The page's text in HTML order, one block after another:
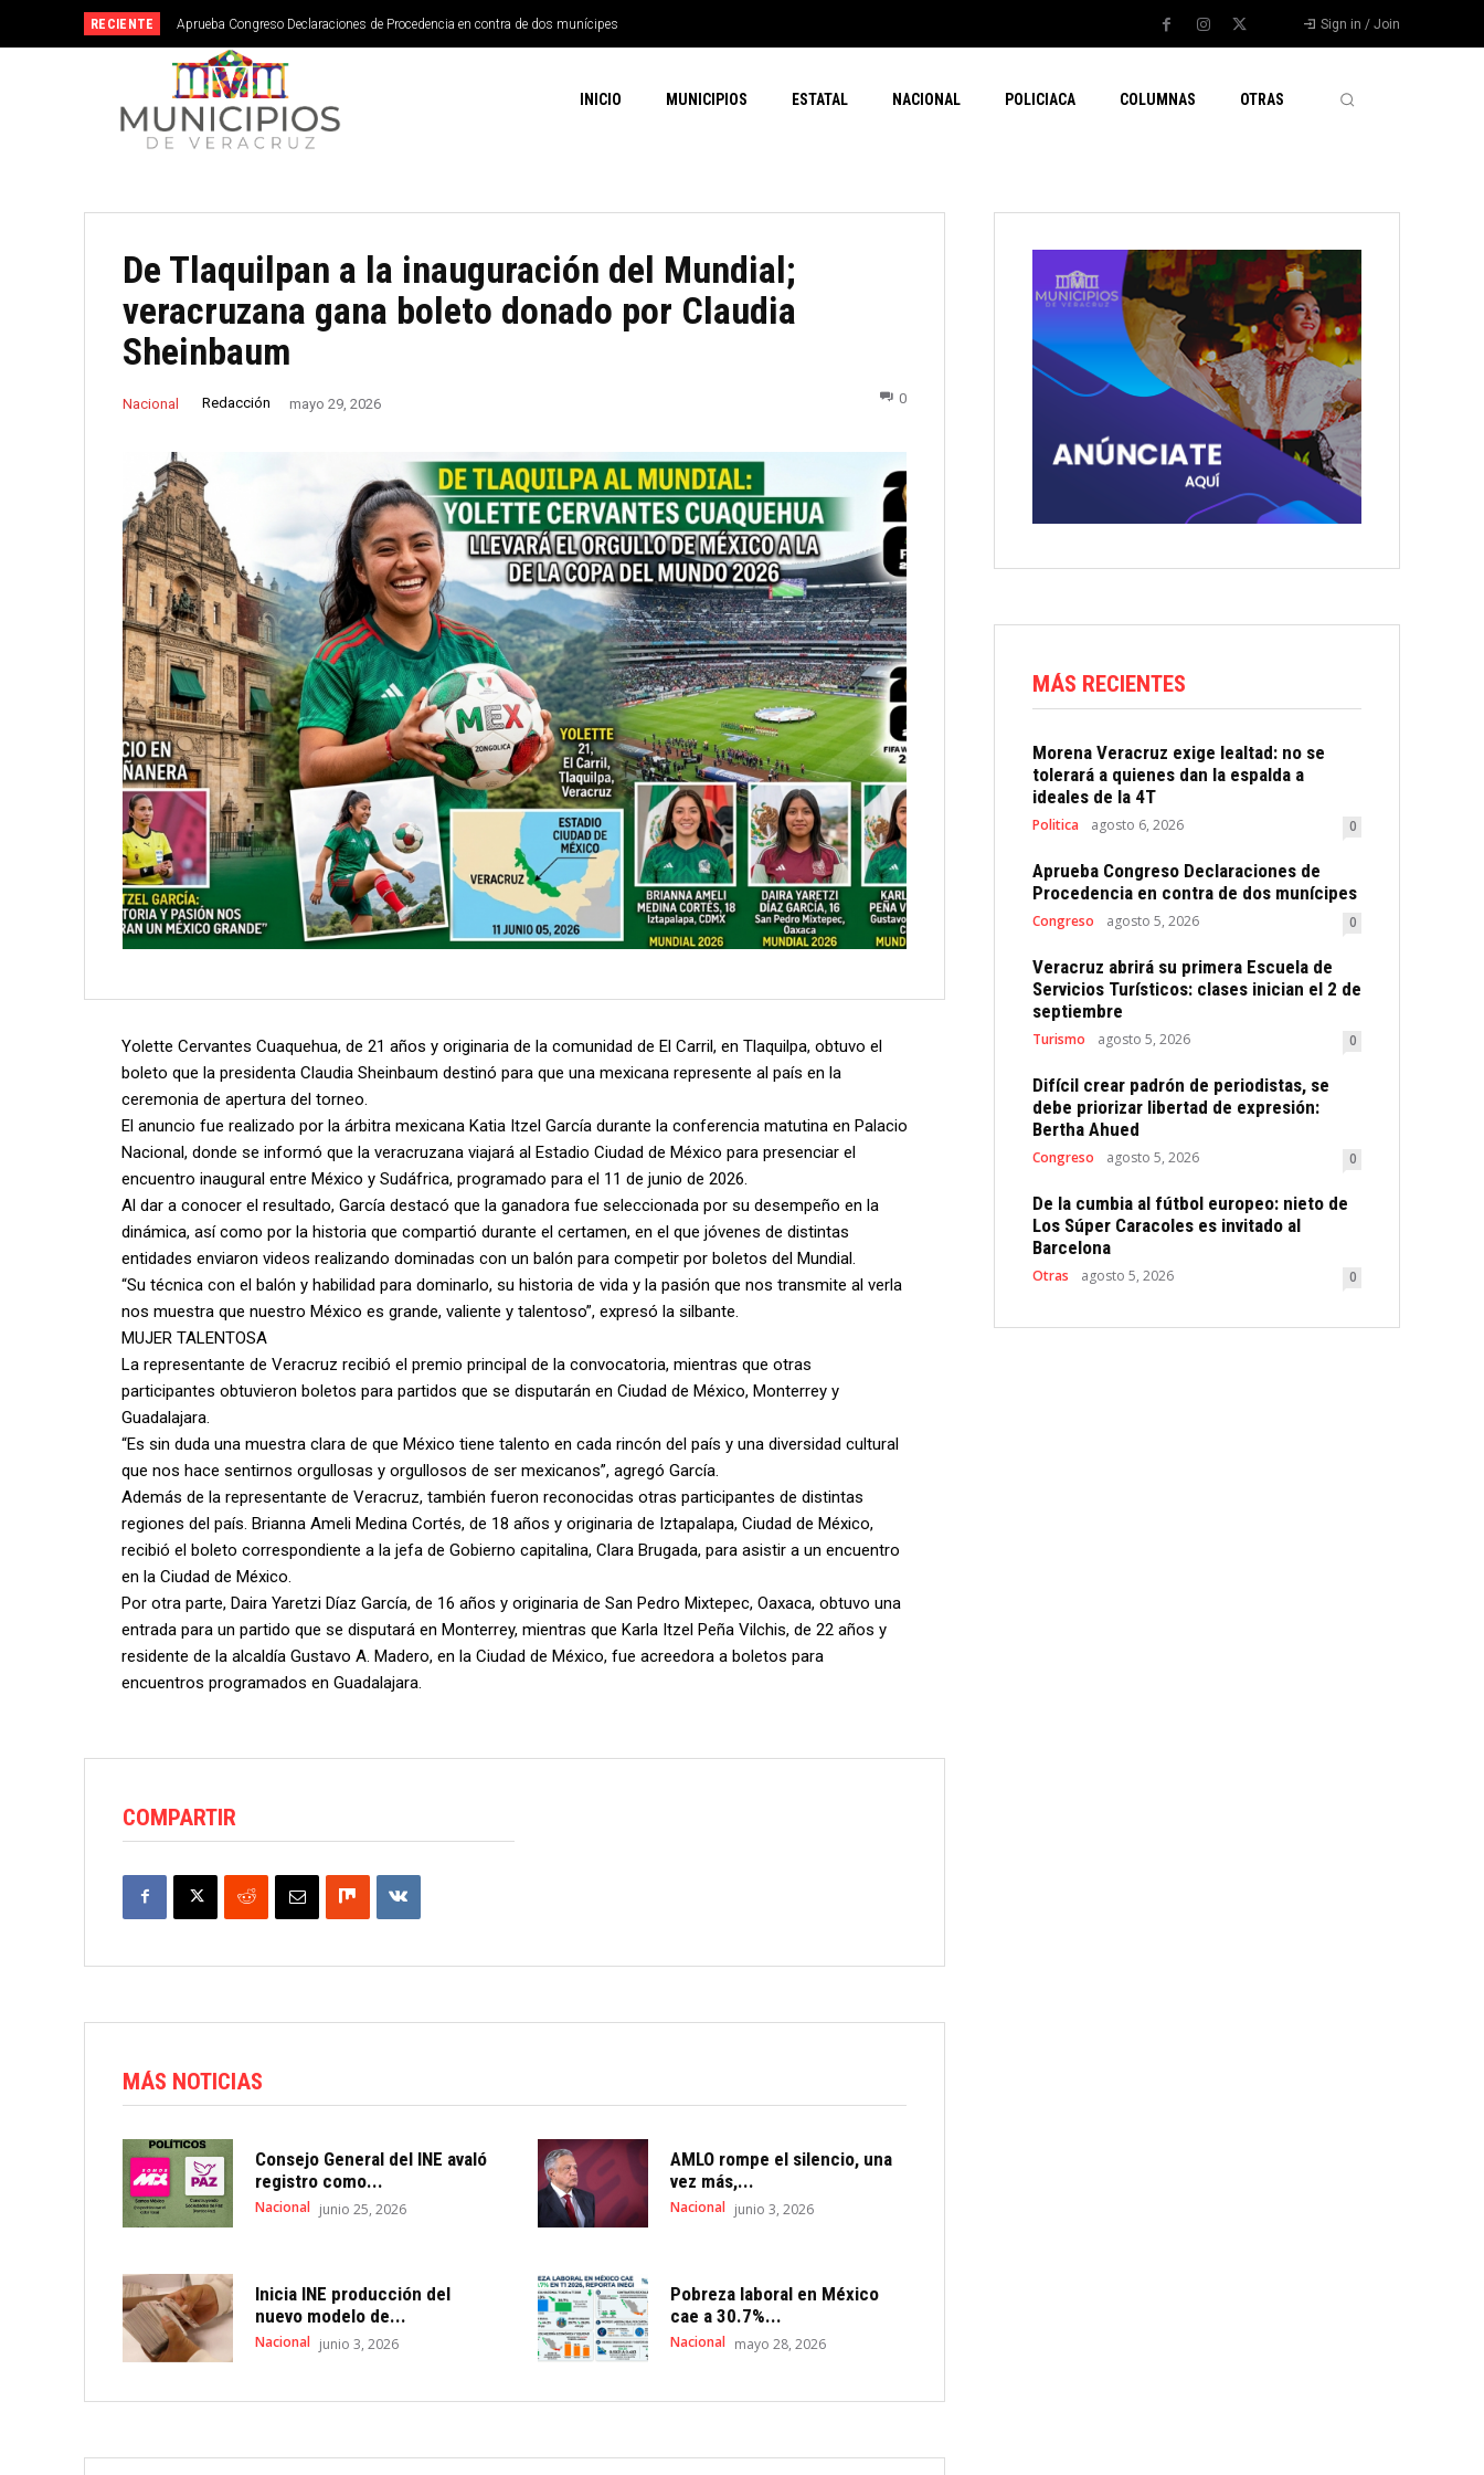
RECIENTE Aprueba Congreso Declaraciones de Procedencia en contra de dos munícipes Sign in / Join
INICIO MUNICIPIOS ESTATAL NACIONAL POLICIACA COLUMNAS OTRAS
De Tlaquilpan a la inauguración del Mundial;
veracruzana gana boleto donado por Claudia
Sheinbaum
Nacional Redacción mayo 29, 2026 0
Yolette Cervantes Cuaquehua, de 21 años y originaria de la comunidad de El Carril, en Tlaquilpa, obtuvo el
boleto que la presidenta Claudia Sheinbaum destinó para que una mexicana represente al país en la
ceremonia de apertura del torneo.
El anuncio fue realizado por la árbitra mexicana Katia Itzel García durante la conferencia matutina en Palacio
Nacional, donde se informó que la veracruzana viajará al Estadio Ciudad de México para presenciar el
encuentro inaugural entre México y Sudáfrica, programado para el 11 de junio de 2026.
Al dar a conocer el resultado, García destacó que la ganadora fue seleccionada por su desempeño en la
dinámica, así como por la historia que compartió durante el certamen, en el que jóvenes de distintas
entidades enviaron videos realizando dominadas con un balón para competir por boletos del Mundial.
“Su técnica con el balón y habilidad para dominarlo, su historia de vida y la pasión que nos transmite al verla
nos muestra que nuestro México es grande, valiente y talentoso”, expresó la silbante.
MUJER TALENTOSA
La representante de Veracruz recibió el premio principal de la convocatoria, mientras que otras
participantes obtuvieron boletos para partidos que se disputarán en Ciudad de México, Monterrey y
Guadalajara.
“Es sin duda una muestra clara de que México tiene talento en cada rincón del país y una diversidad cultural
que nos hace sentirnos orgullosas y orgullosos de ser mexicanos”, agregó García.
Además de la representante de Veracruz, también fueron reconocidas otras participantes de distintas
regiones del país. Brianna Ameli Medina Cortés, de 18 años y originaria de Iztapalapa, Ciudad de México,
recibió el boleto correspondiente a la jefa de Gobierno capitalina, Clara Brugada, para asistir a un encuentro
en la Ciudad de México.
Por otra parte, Daira Yaretzi Díaz García, de 16 años y originaria de San Pedro Mixtepec, Oaxaca, obtuvo una
entrada para un partido que se disputará en Monterrey, mientras que Karla Itzel Peña Vilchis, de 22 años y
residente de la alcaldía Gustavo A. Madero, en la Ciudad de México, fue acreedora a boletos para
encuentros programados en Guadalajara.
COMPARTIR
MÁS NOTICIAS
Consejo General del INE avaló
registro como...
Nacional junio 25, 2026
AMLO rompe el silencio, una
vez más,...
Nacional junio 3, 2026
Inicia INE producción del
nuevo modelo de...
Nacional junio 3, 2026
Pobreza laboral en México
cae a 30.7%...
Nacional mayo 28, 2026
MÁS RECIENTES
Morena Veracruz exige lealtad: no se
tolerará a quienes dan la espalda a
ideales de la 4T
Politica agosto 6, 2026 0
Aprueba Congreso Declaraciones de
Procedencia en contra de dos munícipes
Congreso agosto 5, 2026 0
Veracruz abrirá su primera Escuela de
Servicios Turísticos: clases inician el 2 de
septiembre
Turismo agosto 5, 2026 0
Difícil crear padrón de periodistas, se
debe priorizar libertad de expresión:
Bertha Ahued
Congreso agosto 5, 2026 0
De la cumbia al fútbol europeo: nieto de
Los Súper Caracoles es invitado al
Barcelona
Otras agosto 5, 2026 0